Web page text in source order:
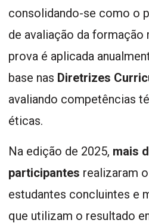
consolidando-se como o
de avaliação da formação
prova é aplicada
base nas Diretrizes
avaliando competências
éticas.
Na edição de 2025, mais
participantes realizaram
estudantes concluintes e
que utilizam o resultado